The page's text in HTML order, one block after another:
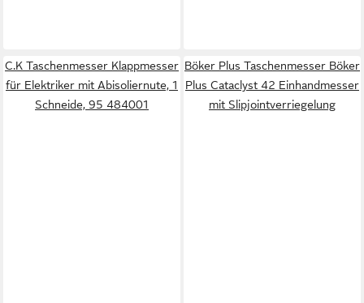
C.K Taschenmesser Klappmesser
für Elektriker mit Abisoliernute, 1
Schneide, 95 484001
Böker Plus Taschenmesser Böker
Plus Cataclyst 42 Einhandmesser
mit Slipjointverriegelung